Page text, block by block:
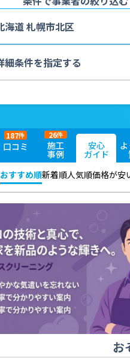
口コミ
187件
施工
事例
26件
安心
ガイド
おすすめ順新着順人気順価格が安
お